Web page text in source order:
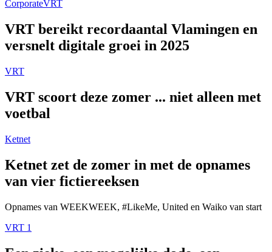
CorporateVRT
VRT bereikt recordaantal Vlamingen en
versnelt digitale groei in 2025
VRT
VRT scoort deze zomer ... niet alleen met
voetbal
Ketnet
Ketnet zet de zomer in met de opnames
van vier fictiereeksen
Opnames van WEEKWEEK, #LikeMe, United en Waiko van start
VRT 1